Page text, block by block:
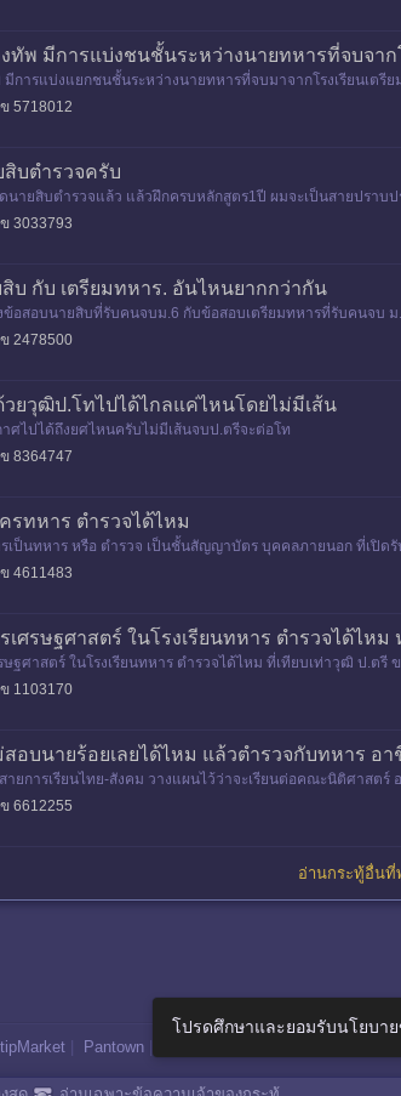
ทัพ มีการแบ่งชนชั้นระหว่างนายทหารที่จบจา
การแบ่งแยกชนชั้นระหว่างนายทหารที่จบมาจากโรงเรียนเต
5718012
สิบตำรวจครับ
ายสิบตำรวจแล้ว แล้วฝึกครบหลักสูตร1ปี ผมจะเป็นสายปราบ
ยใช้วุฒิป.ต
3033793
บ กับ เตรียมทหาร. อันไหนยากกว่ากัน
ข้อสอบนายสิบที่รับคนจบม.6 กับข้อสอบเตรียมทหารที่รับคนจบ
2478500
วยวุฒิป.โทไปได้ไกลแค่ไหนโดยไม่มีเส้น
ศไปได้ถึงยศไหนครับไม่มีเส้นจบป.ตรีจะต่อโท
8364747
รทหาร ตำรวจได้ไหม
เป็นทหาร หรือ ตำรวจ เป็นชั้นสัญญาบัตร บุคคลภายนอก ที่เปิด
บท
4611483
เศรษฐศาสตร์ ในโรงเรียนทหาร ตำรวจได้ไหม
ษฐศาสตร์ ในโรงเรียนทหาร ตำรวจได้ไหม ที่เทียบเท่าวุฒิ ป.ตรี
1103170
สอบนายร้อยเลยได้ไหม แล้วตำรวจกับทหาร อ
ายการเรียนไทย-สังคม วางแผนไว้ว่าจะเรียนต่อคณะนิติศาสต
ะทวนก่อนให้
6612255
อ่านกระทู้อื่นที่
Pantown
โปรดศึกษาและยอมรับนโยบา